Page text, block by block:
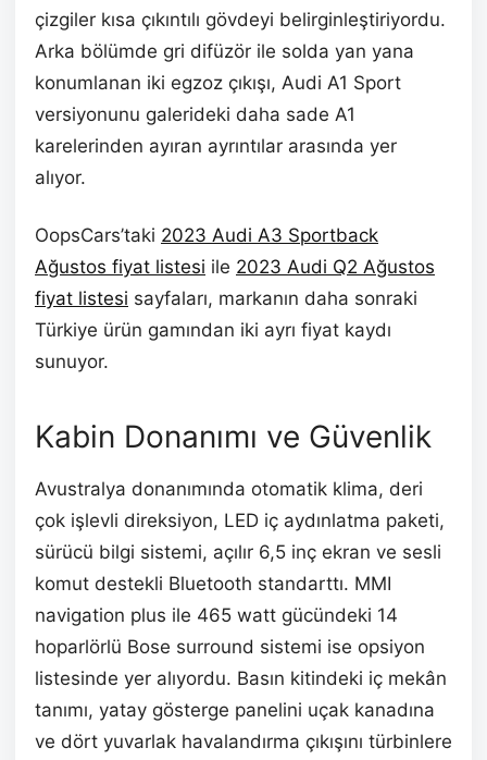
çizgiler kısa çıkıntılı gövdeyi belirginleştiriyordu.
Arka bölümde gri difüzör ile solda yan yana
konumlanan iki egzoz çıkışı, Audi A1 Sport
versiyonunu galerideki daha sade A1
karelerinden ayıran ayrıntılar arasında yer
alıyor.
OopsCars’taki 2023 Audi A3 Sportback
Ağustos fiyat listesi ile 2023 Audi Q2 Ağustos
fiyat listesi sayfaları, markanın daha sonraki
Türkiye ürün gamından iki ayrı fiyat kaydı
sunuyor.
Kabin Donanımı ve Güvenlik
Avustralya donanımında otomatik klima, deri
çok işlevli direksiyon, LED iç aydınlatma paketi,
sürücü bilgi sistemi, açılır 6,5 inç ekran ve sesli
komut destekli Bluetooth standarttı. MMI
navigation plus ile 465 watt gücündeki 14
hoparlörlü Bose surround sistemi ise opsiyon
listesinde yer alıyordu. Basın kitindeki iç mekân
tanımı, yatay gösterge panelini uçak kanadına
ve dört yuvarlak havalandırma çıkışını türbinlere